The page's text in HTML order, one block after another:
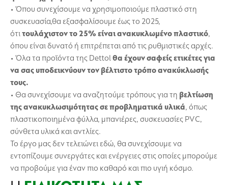
• Όπου συνεχίσουμε να χρησιμοποιούμε πλαστικό στη
συσκευασία,θα εξασφαλίσουμε έως το 2025,
ότιτουλάχιστον το 25% είναι ανακυκλωμένο πλαστικό,
όπου είναι δυνατό ή επιτρέπεται από τις ρυθμιστικές αρχές.
• Όλα τα προϊόντα της Dettolθα έχουν σαφείς ετικέτες για
να σας υποδεικνύουν τον βέλτιστο τρόπο ανακύκλωσής
τους.
• Θα συνεχίσουμε να αναζητούμε τρόπους για τη βελτίωση
της ανακυκλωσιμότητας σε προβληματικά υλικά, όπως
πλαστικοποιημένα φύλλα, μπανιέρες, συσκευασίες PVC,
σύνθετα υλικά και αντλίες.
Το έργο μας δεν τελειώνει εδώ, θα συνεχίσουμε να
εντοπίζουμε συνεργάτες και ενέργειες στις οποίες μπορούμε
να προβούμε για έναν πιο καθαρό και πιο υγιή κόσμο.